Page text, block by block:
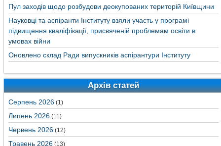
Пул заходів щодо розбудови деокупованих територій Київщини
Науковці та аспіранти Інституту взяли участь у програмі
підвищення кваліфікації, присвяченій проблемам освіти в
умовах війни
Оновлено склад Ради випускників аспірантури Інституту
Архів статей
Серпень 2026 (1)
Липень 2026 (11)
Червень 2026 (12)
Травень 2026 (13)